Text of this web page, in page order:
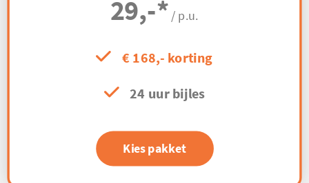
29,-* / p.u.
€ 168,- korting
24 uur bijles
Kies pakket